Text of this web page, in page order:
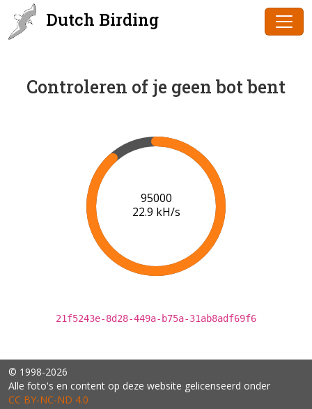
Dutch Birding
Controleren of je geen bot bent
96000
22.8 kH/s
21f5243e-8d28-449a-b75a-31ab8adf69f6
© 1998-2026
Alle foto's en content op deze website gelicenseerd onder
CC BY‑NC‑ND 4.0